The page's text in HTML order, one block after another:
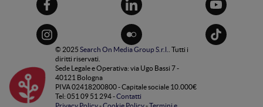
© 2025 Search On Media Group S.r.l.
. Tutti i
diritti riservati.
Sede Legale e Operativa: via Ugo Bassi 7 -
40121 Bologna
PIVA 02418200800 - Capitale sociale 10.000€
Tel: 051 09 51 294 -Contatti